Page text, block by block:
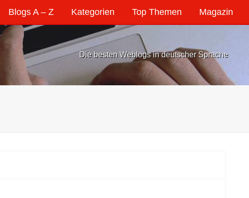
Blogs A – Z Kategorien Top Themen Magazin
Die besten Weblogs in deutscher Sprache